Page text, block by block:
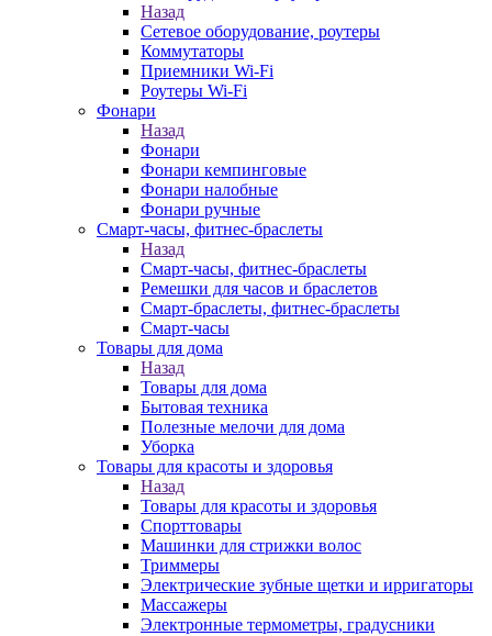
Назад
Сетевое оборудование, роутеры
Коммутаторы
Приемники Wi-Fi
Роутеры Wi-Fi
Фонари
Назад
Фонари
Фонари кемпинговые
Фонари налобные
Фонари ручные
Смарт-часы, фитнес-браслеты
Назад
Смарт-часы, фитнес-браслеты
Ремешки для часов и браслетов
Смарт-браслеты, фитнес-браслеты
Смарт-часы
Товары для дома
Назад
Товары для дома
Бытовая техника
Полезные мелочи для дома
Уборка
Товары для красоты и здоровья
Назад
Товары для красоты и здоровья
Спорттовары
Машинки для стрижки волос
Триммеры
Электрические зубные щетки и ирригаторы
Массажеры
Электронные термометры, градусники